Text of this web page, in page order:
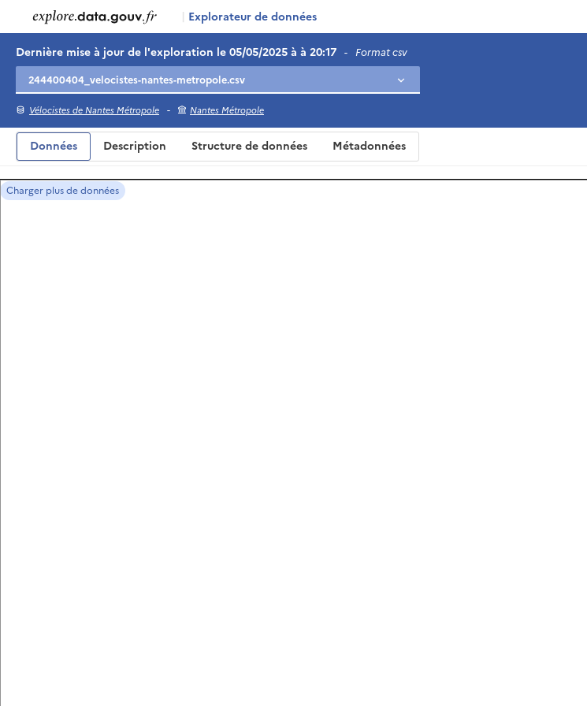
| Explorateur de données
Dernière mise à jour de l'exploration le 05/05/2025 à à 20:17 - Format csv
Vélocistes de Nantes Métropole - Nantes Métropole
Données Description Structure de données Métadonnées
Charger plus de données